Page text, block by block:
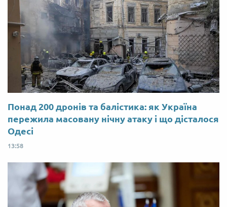
Понад 200 дронів та балістика: як Україна
пережила масовану нічну атаку і що дісталося
Одесі
13:58